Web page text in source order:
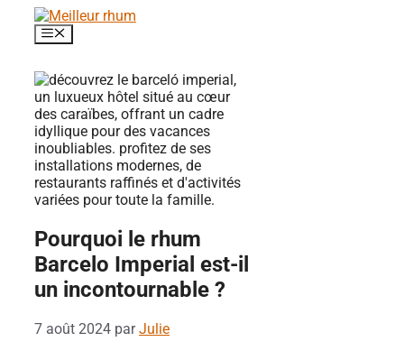
contenu
Menu
Pourquoi le rhum
Barcelo Imperial est-il
un incontournable ?
7 août 2024 parJulie